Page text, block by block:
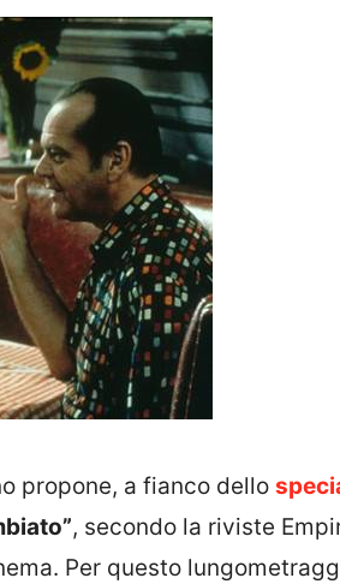
propone, a fianco dello
, secondo la riviste
Per questo